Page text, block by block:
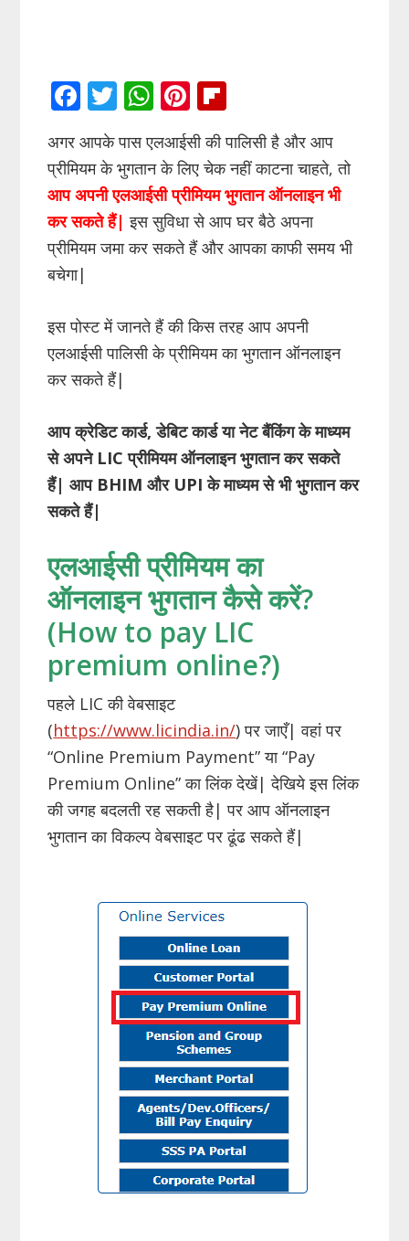
F
ac
e
b
o
o
k
T
itt
er
W
at
s
A
p
Pi
nt
er
e
st
p
b
o
ar
d
अगर आपके पास एलआईसी की पालिसी है और आप
प्रीमियम के भुगतान के लिए चेक नहीं काटना चाहते, तो
आप अपनी एलआईसी प्रीमियम भुगतान ऑनलाइन भी
कर सकते हैं| इस सुविधा से आप घर बैठे अपना
प्रीमियम जमा कर सकते हैं और आपका काफी समय भी
बचेगा|
इस पोस्ट में जानते हैं की किस तरह आप अपनी
एलआईसी पालिसी के प्रीमियम का भुगतान ऑनलाइन
कर सकते हैं|
आप क्रेडिट कार्ड, डेबिट कार्ड या नेट बैंकिंग के माध्यम
से अपने LIC प्रीमियम ऑनलाइन भुगतान कर सकते
हैं| आप BHIM और UPI के माध्यम से भी भुगतान कर
सकते हैं|
एलआईसी प्रीमियम का
ऑनलाइन भुगतान कैसे करें?
(How to pay LIC
premium online?)
पहले LIC की वेबसाइट
(https://www.licindia.in/) पर जाएँ| वहां पर
“Online Premium Payment” या “Pay
Premium Online” का लिंक देखें| देखिये इस लिंक
की जगह बदलती रह सकती है| पर आप ऑनलाइन
भुगतान का विकल्प वेबसाइट पर ढूंढ सकते हैं|